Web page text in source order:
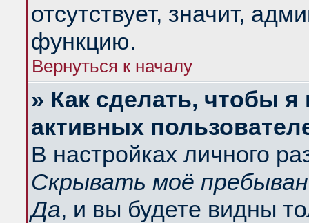
отсутствует, значит,
функцию.
Вернуться к началу
» Как сделать, чтобы
активных
В настройках личного
Скрывать моё
Да, и вы будете видны